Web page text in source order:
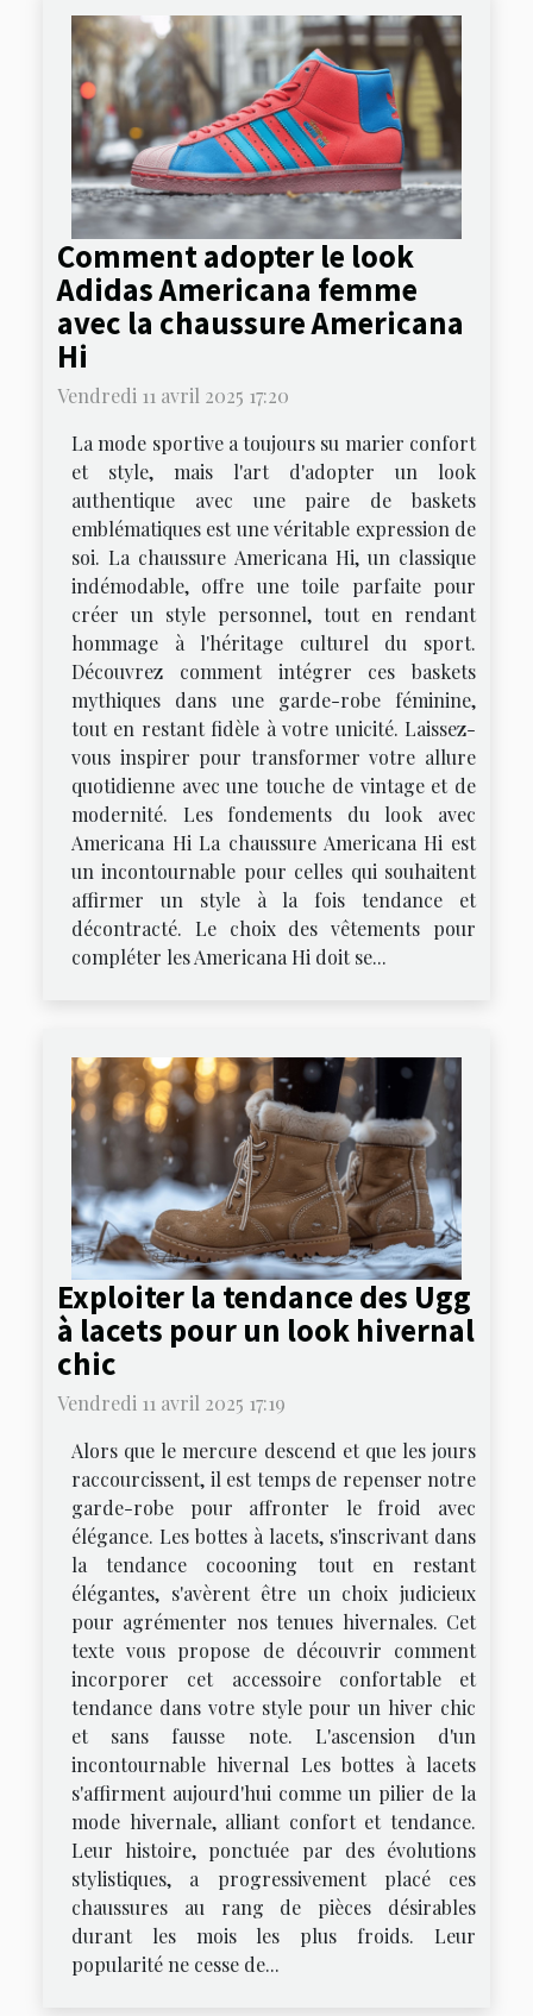
Comment adopter le look
Adidas Americana femme
avec la chaussure Americana
Hi
Vendredi 11 avril 2025 17:20
La mode sportive a toujours su marier confort
et style, mais l'art d'adopter un look
authentique avec une paire de baskets
emblématiques est une véritable expression de
soi. La chaussure Americana Hi, un classique
indémodable, offre une toile parfaite pour
créer un style personnel, tout en rendant
hommage à l'héritage culturel du sport.
Découvrez comment intégrer ces baskets
mythiques dans une garde-robe féminine,
tout en restant fidèle à votre unicité. Laissez-
vous inspirer pour transformer votre allure
quotidienne avec une touche de vintage et de
modernité. Les fondements du look avec
Americana Hi La chaussure Americana Hi est
un incontournable pour celles qui souhaitent
affirmer un style à la fois tendance et
décontracté. Le choix des vêtements pour
compléter les Americana Hi doit se...
Exploiter la tendance des Ugg
à lacets pour un look hivernal
chic
Vendredi 11 avril 2025 17:19
Alors que le mercure descend et que les jours
raccourcissent, il est temps de repenser notre
garde-robe pour affronter le froid avec
élégance. Les bottes à lacets, s'inscrivant dans
la tendance cocooning tout en restant
élégantes, s'avèrent être un choix judicieux
pour agrémenter nos tenues hivernales. Cet
texte vous propose de découvrir comment
incorporer cet accessoire confortable et
tendance dans votre style pour un hiver chic
et sans fausse note. L'ascension d'un
incontournable hivernal Les bottes à lacets
s'affirment aujourd'hui comme un pilier de la
mode hivernale, alliant confort et tendance.
Leur histoire, ponctuée par des évolutions
stylistiques, a progressivement placé ces
chaussures au rang de pièces désirables
durant les mois les plus froids. Leur
popularité ne cesse de...